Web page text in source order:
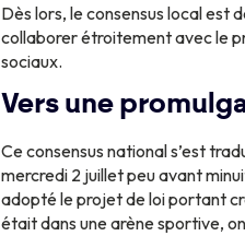
Dès lors, le consensus local est
collaborer étroitement avec le
sociaux.
Vers une
Ce consensus national s’est
mercredi 2 juillet peu avant
adopté le projet de loi portant
était dans une arène sportive,